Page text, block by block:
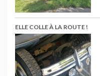
ELLE COLLE À LA ROUTE !